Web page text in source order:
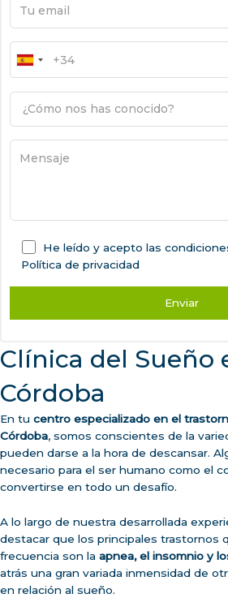
He leído y acepto las
Política de privacidad
Clínica del Sueño
Córdoba
En tu centro especializado en el
Córdoba, somos conscientes de la
pueden darse a la hora de descansar.
necesario para el ser humano como el
convertirse en todo un desafío.
A lo largo de nuestra desarrollada
destacar que los principales trastornos
frecuencia son la apnea, el insomnio y
atrás una gran variada inmensidad de
en relación al sueño.